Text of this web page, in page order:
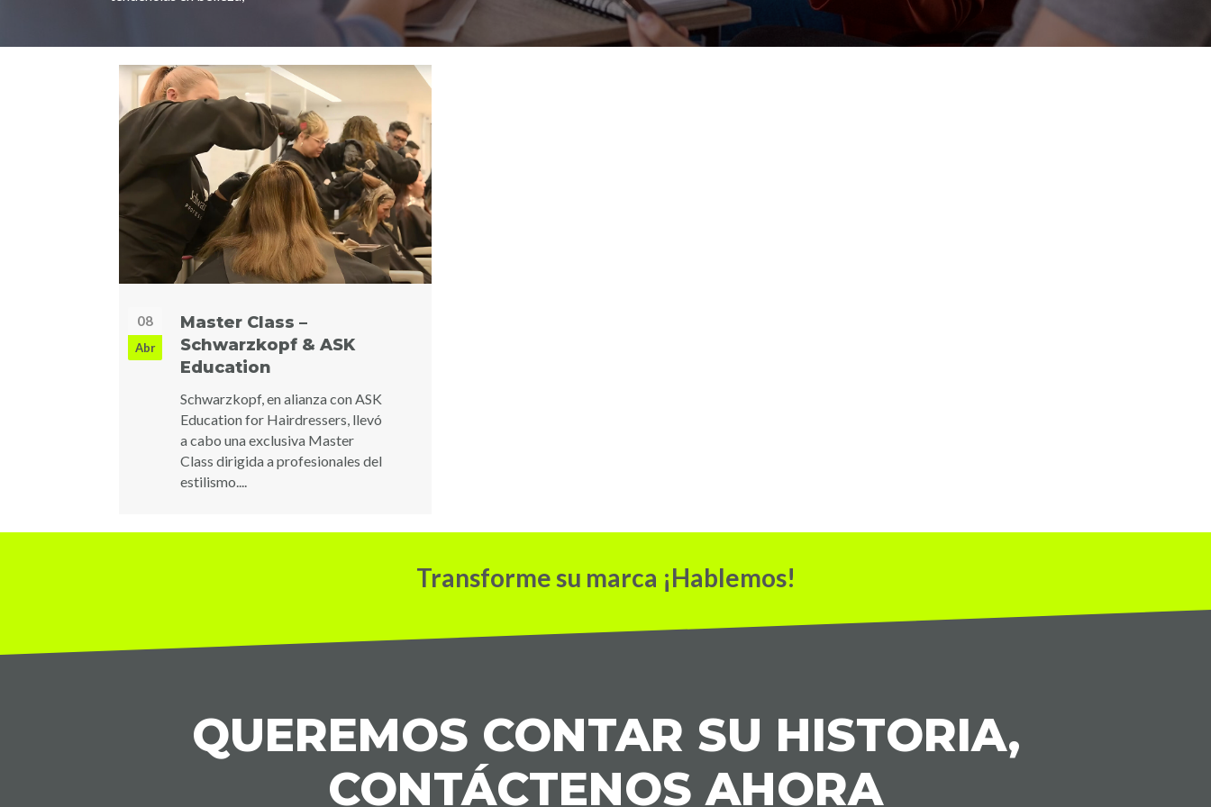
08
Abr
Master Class –
Schwarzkopf & ASK
Education
Schwarzkopf, en alianza con ASK
Education for Hairdressers, llevó
a cabo una exclusiva Master
Class dirigida a profesionales del
estilismo....
Transforme su marca ¡Hablemos!
QUEREMOS CONTAR SU HISTORIA,
CONTÁCTENOS AHORA